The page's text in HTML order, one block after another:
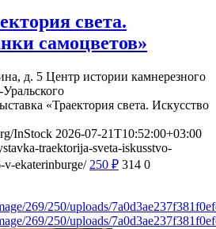
света.
самоцветов»
д. 5 Центр истории камнерезного
«Траектория света. Искусство
InStock 2026-07-21T10:52:00+03:00
traektorija-sveta-iskusstvo-
v-ekaterinburge/ 250 ₽ 314 0
269/250/uploads/
269/250/uploads/